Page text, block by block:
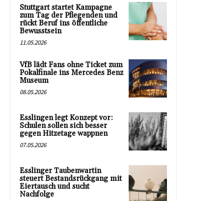
Stuttgart startet Kampagne
zum Tag der Pflegenden und
rückt Beruf ins öffentliche
Bewusstsein
11.05.2026
VfB lädt Fans ohne Ticket zum
Pokalfinale ins Mercedes Benz
Museum
08.05.2026
Esslingen legt Konzept vor:
Schulen sollen sich besser
gegen Hitzetage wappnen
07.05.2026
Esslinger Taubenwartin
steuert Bestandsrückgang mit
Eiertausch und sucht
Nachfolge